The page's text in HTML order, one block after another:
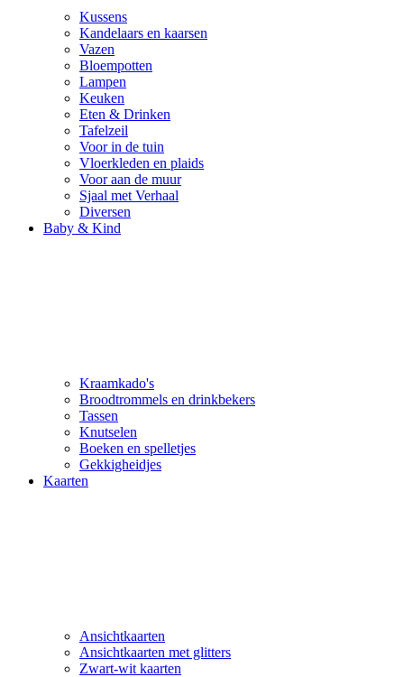
Kussens
Kandelaars en kaarsen
Vazen
Bloempotten
Lampen
Keuken
Eten & Drinken
Tafelzeil
Voor in de tuin
Vloerkleden en plaids
Voor aan de muur
Sjaal met Verhaal
Diversen
Baby & Kind
Kraamkado's
Broodtrommels en drinkbekers
Tassen
Knutselen
Boeken en spelletjes
Gekkigheidjes
Kaarten
Ansichtkaarten
Ansichtkaarten met glitters
Zwart-wit kaarten